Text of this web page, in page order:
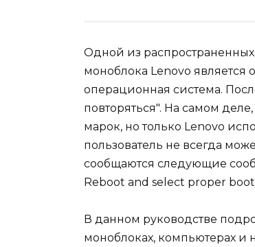
Одной из
моноблока Lenovo
операционная система.
повторяться". На самом
марок, но только Lenovo
пользователь не всегда
сообщаются следующие
Reboot and select proper
В данном руководстве
моноблоках, компьютерах и